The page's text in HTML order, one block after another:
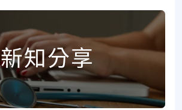
新知分享